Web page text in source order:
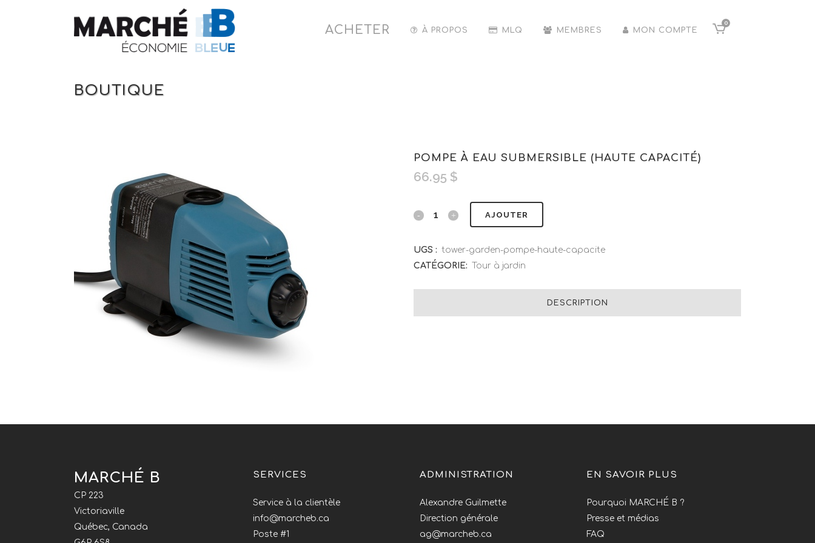
0
ACHETER À PROPOS MLQ MEMBRES MON COMPTE
BOUTIQUE
POMPE À EAU SUBMERSIBLE (HAUTE CAPACITÉ)
66.95 $
AJOUTER
UGS : tower-garden-pompe-haute-capacite
CATÉGORIE:
Tour à jardin
DESCRIPTION
MARCHÉ B
CP 223
Victoriaville
Québec, Canada
SERVICES
Service à la clientèle
info@marcheb.ca
Poste #1
ADMINISTRATION
Alexandre Guilmette
Direction générale
ag@marcheb.ca
EN SAVOIR PLUS
Pourquoi MARCHÉ B ?
Presse et médias
FAQ